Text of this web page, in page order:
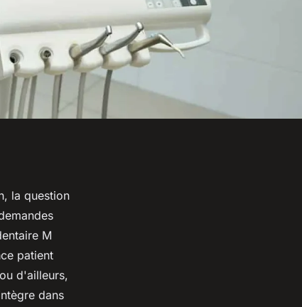
la question
M
patient
d'ailleurs,
dans